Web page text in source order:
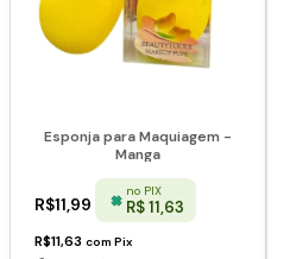
Esponja para Maquiagem -
Manga
R$11,99
no PIX
R$ 11,63
R$11,63 com Pix